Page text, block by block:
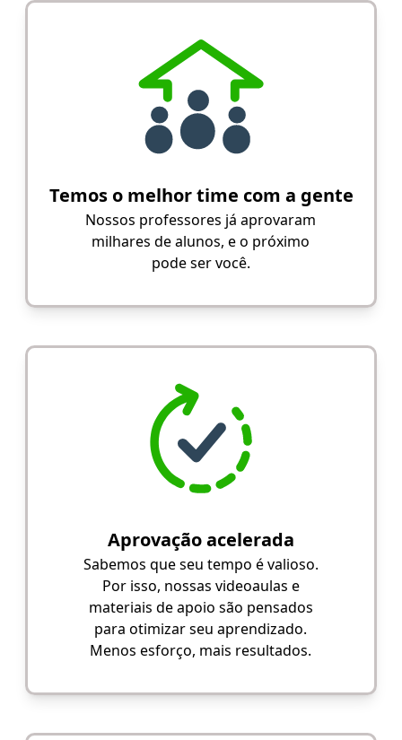
Temos o melhor time com a gente
Nossos professores já aprovaram
milhares de alunos, e o próximo
pode ser você.
Aprovação acelerada
Sabemos que seu tempo é valioso.
Por isso, nossas videoaulas e
materiais de apoio são pensados
para otimizar seu aprendizado.
Menos esforço, mais resultados.